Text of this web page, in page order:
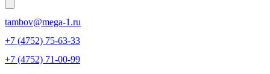
tambov@mega-1.ru
+7 (4752) 75-63-33
+7 (4752) 71-00-99